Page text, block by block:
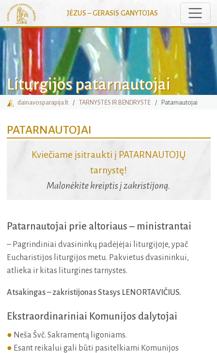
JĖZUS – GERASIS GANYTOJAS
Liturgijos patarnautojai
dainavosparapija.lt TARNYSTĖS IR BENDRYSTĖ Patarnautojai
PATARNAUTOJAI
Kviečiame įsitraukti į PATARNAUTOJŲ
tarnystę!
Malonėkite kreiptis į zakristijoną.
Patarnautojai prie altoriaus – ministrantai
– Pagrindiniai dvasininkų padėjėjai liturgijoje, ypač
Eucharistijos liturgijos metu. Pakvietus dvasininkui,
atlieka ir kitas liturgines tarnystes.
Atsakingas – zakristijonas Stasys LENORTAVIČIUS.
Ekstraordinariniai Komunijos dalytojai
Neša Švč. Sakramentą ligoniams.
Esant reikalui gali būti pasitelkiami Komunijos